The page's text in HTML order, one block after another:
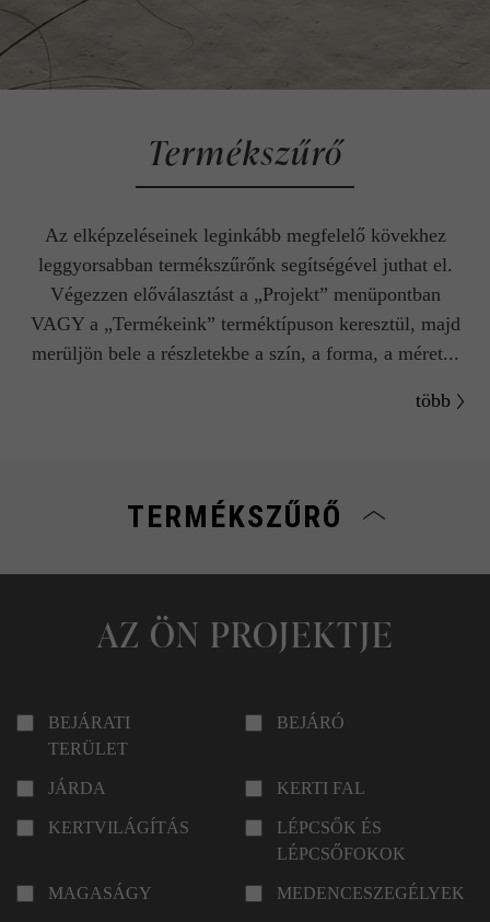
Termékszűrő
Az elképzeléseinek leginkább megfelelő kövekhez
leggyorsabban termékszűrőnk segítségével juthat el.
Végezzen előválasztást a „Projekt” menüpontban
VAGY a „Termékeink” terméktípuson keresztül, majd
merüljön bele a részletekbe a szín, a forma, a méret...
több
TERMÉKSZŰRŐ
AZ ÖN PROJEKTJE
BEJÁRATI
TERÜLET
BEJÁRÓ
JÁRDA KERTI FAL
KERTVILÁGÍTÁS
LÉPCSŐK ÉS
LÉPCSŐFOKOK
MAGASÁGY MEDENCESZEGÉLYEK